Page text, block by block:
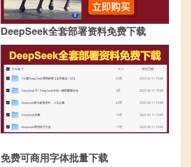
DeepSeek全套部署资料免费下载
免费可商用字体批量下载